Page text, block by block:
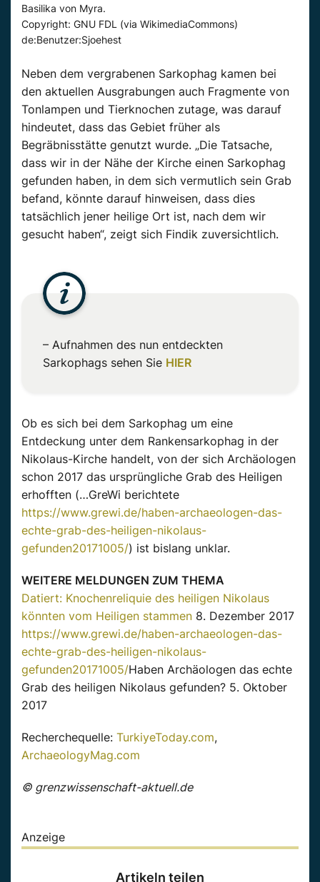
Basilika von Myra.
Copyright: GNU FDL (via WikimediaCommons)
de:Benutzer:Sjoehest
Neben dem vergrabenen Sarkophag kamen bei
den aktuellen Ausgrabungen auch Fragmente von
Tonlampen und Tierknochen zutage, was darauf
hindeutet, dass das Gebiet früher als
Begräbnisstätte genutzt wurde. „Die Tatsache,
dass wir in der Nähe der Kirche einen Sarkophag
gefunden haben, in dem sich vermutlich sein Grab
befand, könnte darauf hinweisen, dass dies
tatsächlich jener heilige Ort ist, nach dem wir
gesucht haben“, zeigt sich Findik zuversichtlich.
– Aufnahmen des nun entdeckten
Sarkophags sehen Sie HIER
Ob es sich bei dem Sarkophag um eine
Entdeckung unter dem Rankensarkophag in der
Nikolaus-Kirche handelt, von der sich Archäologen
schon 2017 das ursprüngliche Grab des Heiligen
erhofften (…GreWi berichtete
https://www.grewi.de/haben-archaeologen-das-
echte-grab-des-heiligen-nikolaus-
gefunden20171005/) ist bislang unklar.
WEITERE MELDUNGEN ZUM THEMA
Datiert: Knochenreliquie des heiligen Nikolaus
könnten vom Heiligen stammen 8. Dezember 2017
https://www.grewi.de/haben-archaeologen-das-
echte-grab-des-heiligen-nikolaus-
gefunden20171005/Haben Archäologen das echte
Grab des heiligen Nikolaus gefunden? 5. Oktober
2017
Recherchequelle: TurkiyeToday.com,
ArchaeologyMag.com
© grenzwissenschaft-aktuell.de
Anzeige
Artikeln teilen